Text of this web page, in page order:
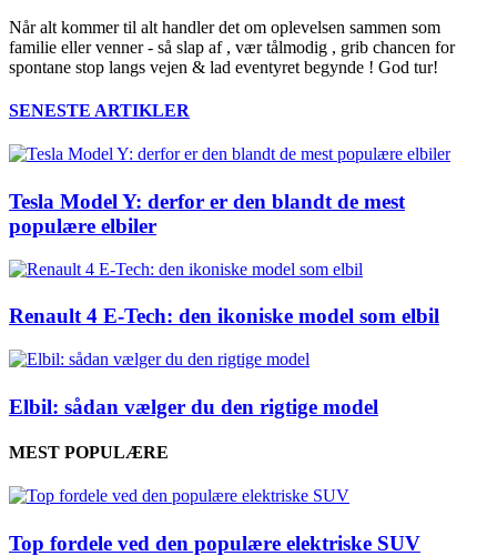
Når alt kommer til alt handler det om oplevelsen sammen som
familie eller venner - så slap af , vær tålmodig , grib chancen for
spontane stop langs vejen & lad eventyret begynde ! God tur!
SENESTE ARTIKLER
Tesla Model Y: derfor er den blandt de mest
populære elbiler
Renault 4 E-Tech: den ikoniske model som elbil
Elbil: sådan vælger du den rigtige model
MEST POPULÆRE
Top fordele ved den populære elektriske SUV